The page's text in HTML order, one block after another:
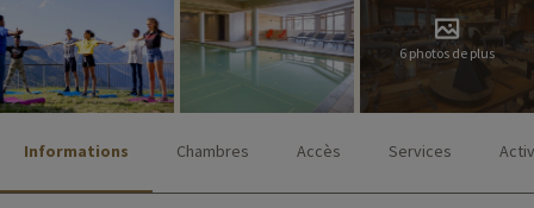
6 photos de plus
Informations Chambres Accès Services